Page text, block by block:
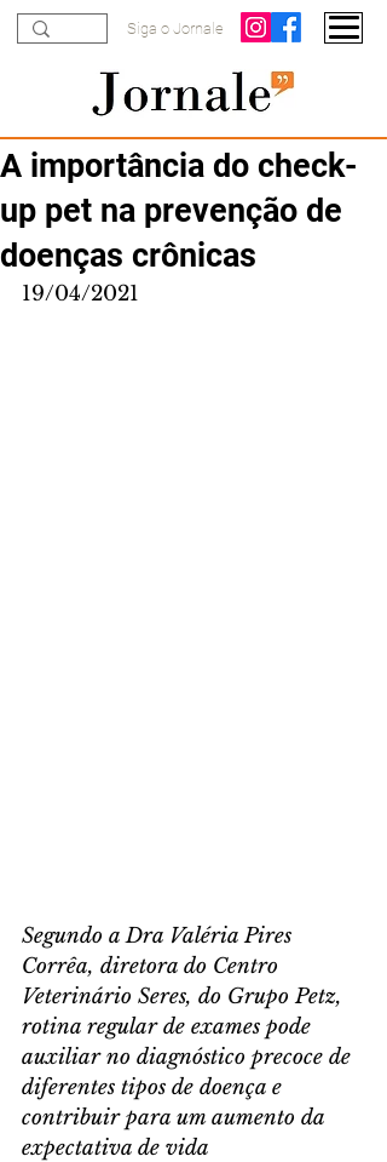
Siga o Jornale
A importância do check-
up pet na prevenção de
doenças crônicas
19/04/2021
Segundo a Dra Valéria Pires
Corrêa, diretora do Centro
Veterinário Seres, do Grupo Petz,
rotina regular de exames pode
auxiliar no diagnóstico precoce de
diferentes tipos de doença e
contribuir para um aumento da
expectativa de vida